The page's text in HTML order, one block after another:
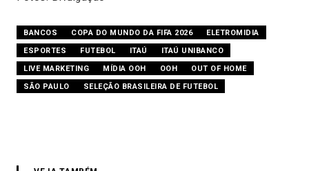
BANCOS COPA DO MUNDO DA FIFA 2026
ELETROMIDIA
ESPORTES
FUTEBOL ITAÚ
ITAÚ UNIBANCO
LIVE MARKETING
MÍDIA OOH OOH
OUT OF HOME
SÃO PAULO
SELEÇÃO BRASILEIRA DE FUTEBOL